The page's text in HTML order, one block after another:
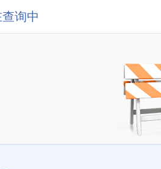
询中